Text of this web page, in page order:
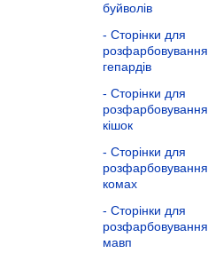
буйволів
Сторінки для
розфарбовування
гепардів
Сторінки для
розфарбовування
кішок
Сторінки для
розфарбовування
комах
Сторінки для
розфарбовування
мавп